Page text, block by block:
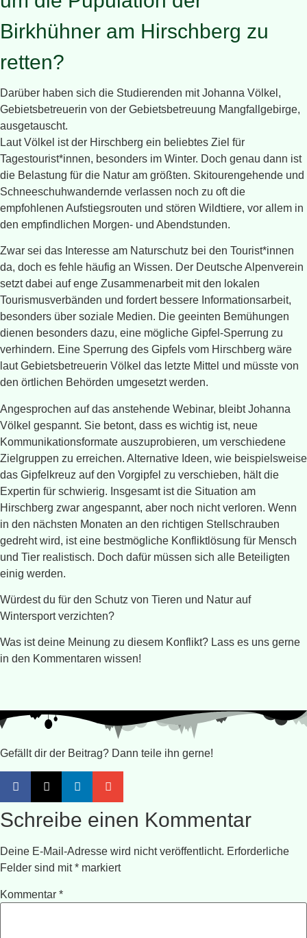
Birkhühner am Hirschberg zu
retten?
Darüber haben sich die Studierenden mit Johanna Völkel,
Gebietsbetreuerin von der Gebietsbetreuung Mangfallgebirge,
ausgetauscht.
Laut Völkel ist der Hirschberg ein beliebtes Ziel für
Tagestourist*innen, besonders im Winter. Doch genau dann ist
die Belastung für die Natur am größten. Skitourengehende und
Schneeschuhwandernde verlassen noch zu oft die
empfohlenen Aufstiegsrouten und stören Wildtiere, vor allem in
den empfindlichen Morgen- und Abendstunden.
Zwar sei das Interesse am Naturschutz bei den Tourist*innen
da, doch es fehle häufig an Wissen. Der Deutsche Alpenverein
setzt dabei auf enge Zusammenarbeit mit den lokalen
Tourismusverbänden und fordert bessere Informationsarbeit,
besonders über soziale Medien. Die geeinten Bemühungen
dienen besonders dazu, eine mögliche Gipfel-Sperrung zu
verhindern. Eine Sperrung des Gipfels vom Hirschberg wäre
laut Gebietsbetreuerin Völkel das letzte Mittel und müsste von
den örtlichen Behörden umgesetzt werden.
Angesprochen auf das anstehende Webinar, bleibt Johanna
Völkel gespannt. Sie betont, dass es wichtig ist, neue
Kommunikationsformate auszuprobieren, um verschiedene
Zielgruppen zu erreichen. Alternative Ideen, wie beispielsweise
das Gipfelkreuz auf den Vorgipfel zu verschieben, hält die
Expertin für schwierig. Insgesamt ist die Situation am
Hirschberg zwar angespannt, aber noch nicht verloren. Wenn
in den nächsten Monaten an den richtigen Stellschrauben
gedreht wird, ist eine bestmögliche Konfliktlösung für Mensch
und Tier realistisch. Doch dafür müssen sich alle Beteiligten
einig werden.
Würdest du für den Schutz von Tieren und Natur auf
Wintersport verzichten?
Was ist deine Meinung zu diesem Konflikt? Lass es uns gerne
in den Kommentaren wissen!
Gefällt dir der Beitrag? Dann teile ihn gerne!
Schreibe einen Kommentar
Deine E-Mail-Adresse wird nicht veröffentlicht. Erforderliche
Felder sind mit* markiert
Kommentar *